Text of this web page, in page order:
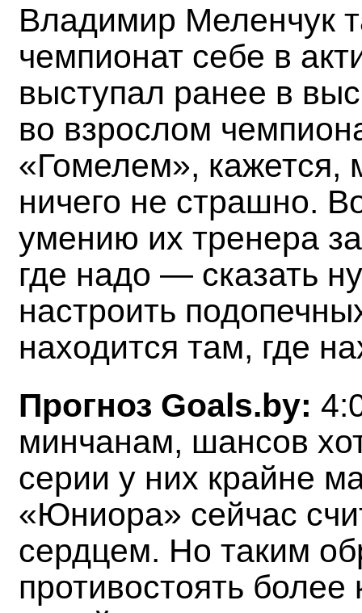
Владимир Меленчук
чемпионат себе в
выступал ранее в
во взрослом
«Гомелем»,
ничего не страшно.
умению их тренера
где надо — сказать
настроить
находится там, где
Прогноз Goals.by:
минчанам, шансов
серии у них крайне
«Юниора» сейчас
сердцем. Но таким
противостоять